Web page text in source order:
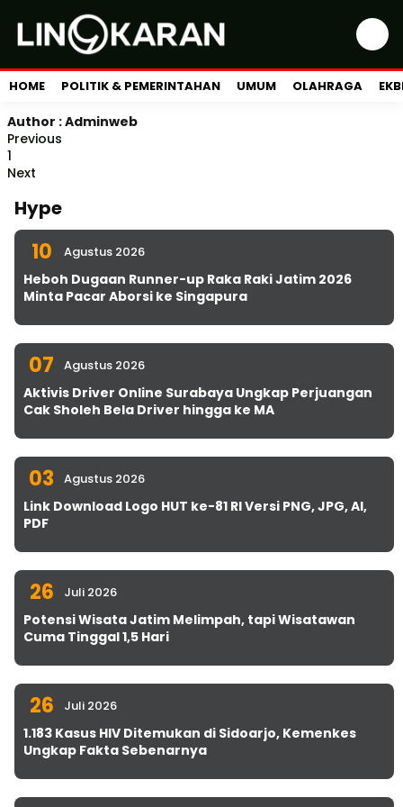
HOME POLITIK & PEMERINTAHAN UMUM OLAHRAGA
Author : Adminweb
Previous
1
Next
Hype
10 Agustus 2026
Heboh Dugaan Runner-up Raka Raki Jatim 2026
Minta Pacar Aborsi ke Singapura
07 Agustus 2026
Aktivis Driver Online Surabaya Ungkap Perjuangan
Cak Sholeh Bela Driver hingga ke MA
03 Agustus 2026
Link Download Logo HUT ke-81 RI Versi PNG, JPG, AI,
PDF
26 Juli 2026
Potensi Wisata Jatim Melimpah, tapi Wisatawan
Cuma Tinggal 1,5 Hari
26 Juli 2026
1.183 Kasus HIV Ditemukan di Sidoarjo, Kemenkes
Ungkap Fakta Sebenarnya